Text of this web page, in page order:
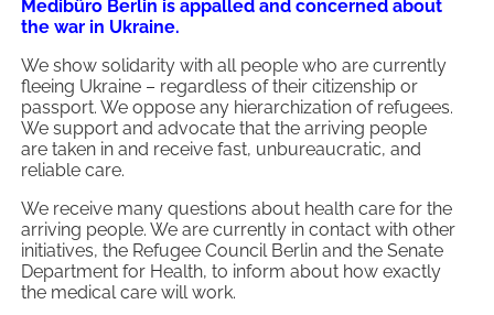
Medibüro Berlin is appalled and concerned about
the war in Ukraine.
We show solidarity with all people who are currently
fleeing Ukraine – regardless of their citizenship or
passport. We oppose any hierarchization of refugees.
We support and advocate that the arriving people
are taken in and receive fast, unbureaucratic, and
reliable care.
We receive many questions about health care for the
arriving people. We are currently in contact with other
initiatives, the Refugee Council Berlin and the Senate
Department for Health, to inform about how exactly
the medical care will work.